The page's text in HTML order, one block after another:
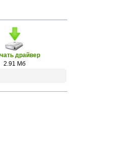
драйвер
2.91 Мб